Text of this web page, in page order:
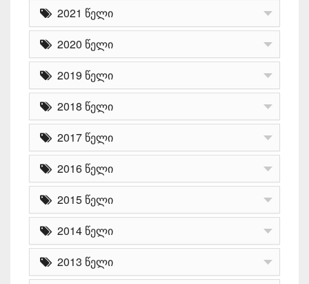
2021 წელი
2020 წელი
2019 წელი
2018 წელი
2017 წელი
2016 წელი
2015 წელი
2014 წელი
2013 წელი